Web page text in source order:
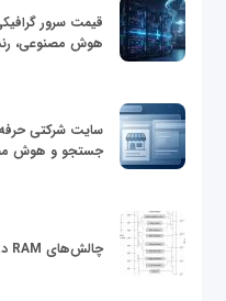
هوش مصنوعی،
سایت شرکتی
جستجو و هوش
چالش‌های RAM در Workloadهای محاسباتی HPC